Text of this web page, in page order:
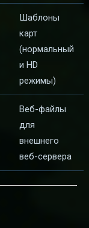
Шаблоны
карт
(нормальный
и HD
режимы)
Веб-файлы
для
внешнего
веб-сервера